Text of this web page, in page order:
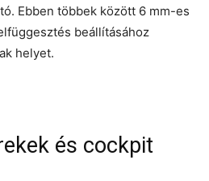
Ebben többek között 6 mm-es
beállításához
helyet.
és cockpit